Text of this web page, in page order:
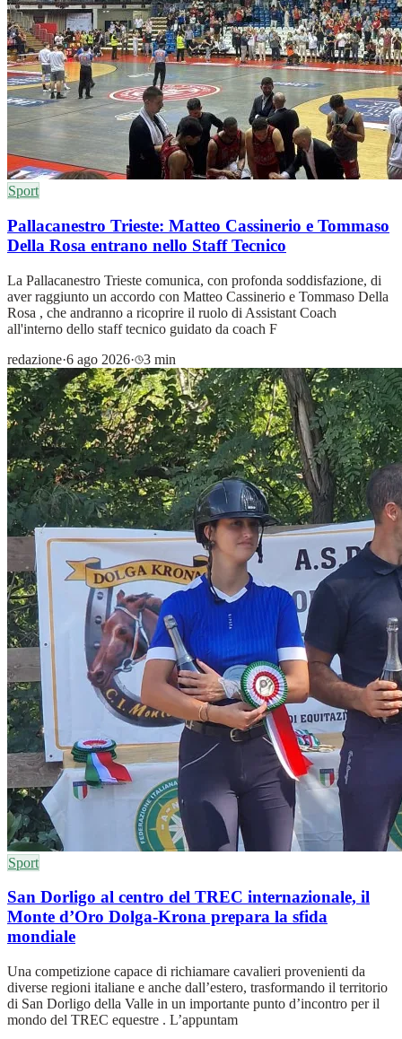
Sport
Pallacanestro Trieste: Matteo Cassinerio e Tommaso
Della Rosa entrano nello Staff Tecnico
La Pallacanestro Trieste comunica, con profonda soddisfazione, di
aver raggiunto un accordo con Matteo Cassinerio e Tommaso Della
Rosa , che andranno a ricoprire il ruolo di Assistant Coach
all'interno dello staff tecnico guidato da coach F
redazione·6 ago 2026· 3 min
Sport
San Dorligo al centro del TREC internazionale, il
Monte d’Oro Dolga-Krona prepara la sfida
mondiale
Una competizione capace di richiamare cavalieri provenienti da
diverse regioni italiane e anche dall’estero, trasformando il territorio
di San Dorligo della Valle in un importante punto d’incontro per il
mondo del TREC equestre . L’appuntam